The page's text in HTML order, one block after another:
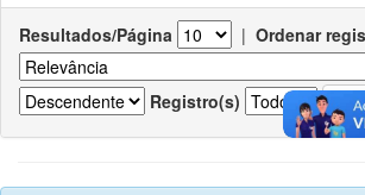
Resultados/Página | Ordenar
Registro(s)